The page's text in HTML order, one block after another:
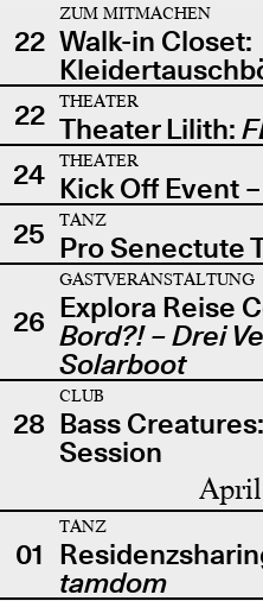
22
ZUM MITMACHEN
Walk-in Closet:
22
THEATER
Theater Lilith:
24
THEATER
Kick Off Event
25
TANZ
Pro Senectute
26
GASTVERANSTALTUNG
Explora Reise
Bord?! – Drei
Solarboot
28
CLUB
Bass
Session
01
TANZ
tamdom